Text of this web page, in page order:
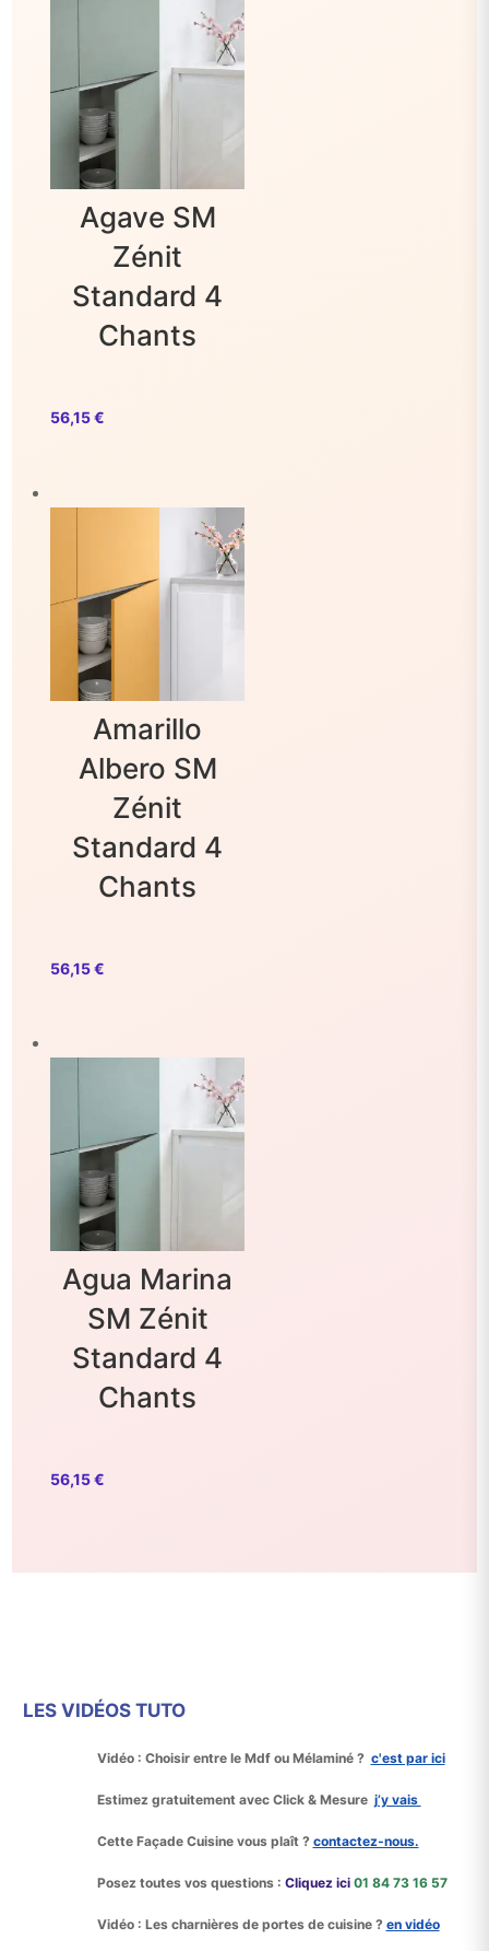
Entretien Et Usage :
Entretien : Chiffon Humide. Pas De Solvants.
Agave SM
Zénit
Standard 4
Chants
56,15€
Amarillo
Albero SM
Zénit
Standard 4
Chants
56,15€
Agua Marina
SM Zénit
Standard 4
Chants
56,15€
LES VIDÉOS TUTO
Vidéo : Choisir entre le Mdf ou Mélaminé ? c'est par ici
Estimez gratuitement avec Click & Mesure j’y vais
Cette Façade Cuisinevous plaît ? contactez‑nous.
Posez toutes vos questions : Cliquez ici 01 84 73 16 57
Vidéo : Les charnières de portes de cuisine ? en vidéo